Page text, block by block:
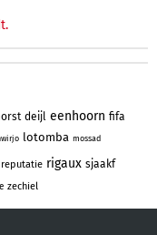
deijl eenhoorn fifa
lotomba mossad
reputatie rigaux sjaakf
zechiel